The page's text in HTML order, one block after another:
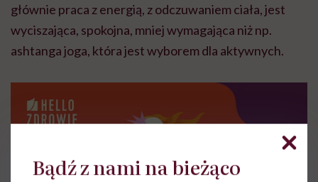
głównie praca z energią, z odczuwaniem ciała, jest
wyciszająca, spokojna, mniej wymagająca niż np.
ashtangajoga, która jest wyborem dla aktywnych.
Bądź z nami na bieżąco